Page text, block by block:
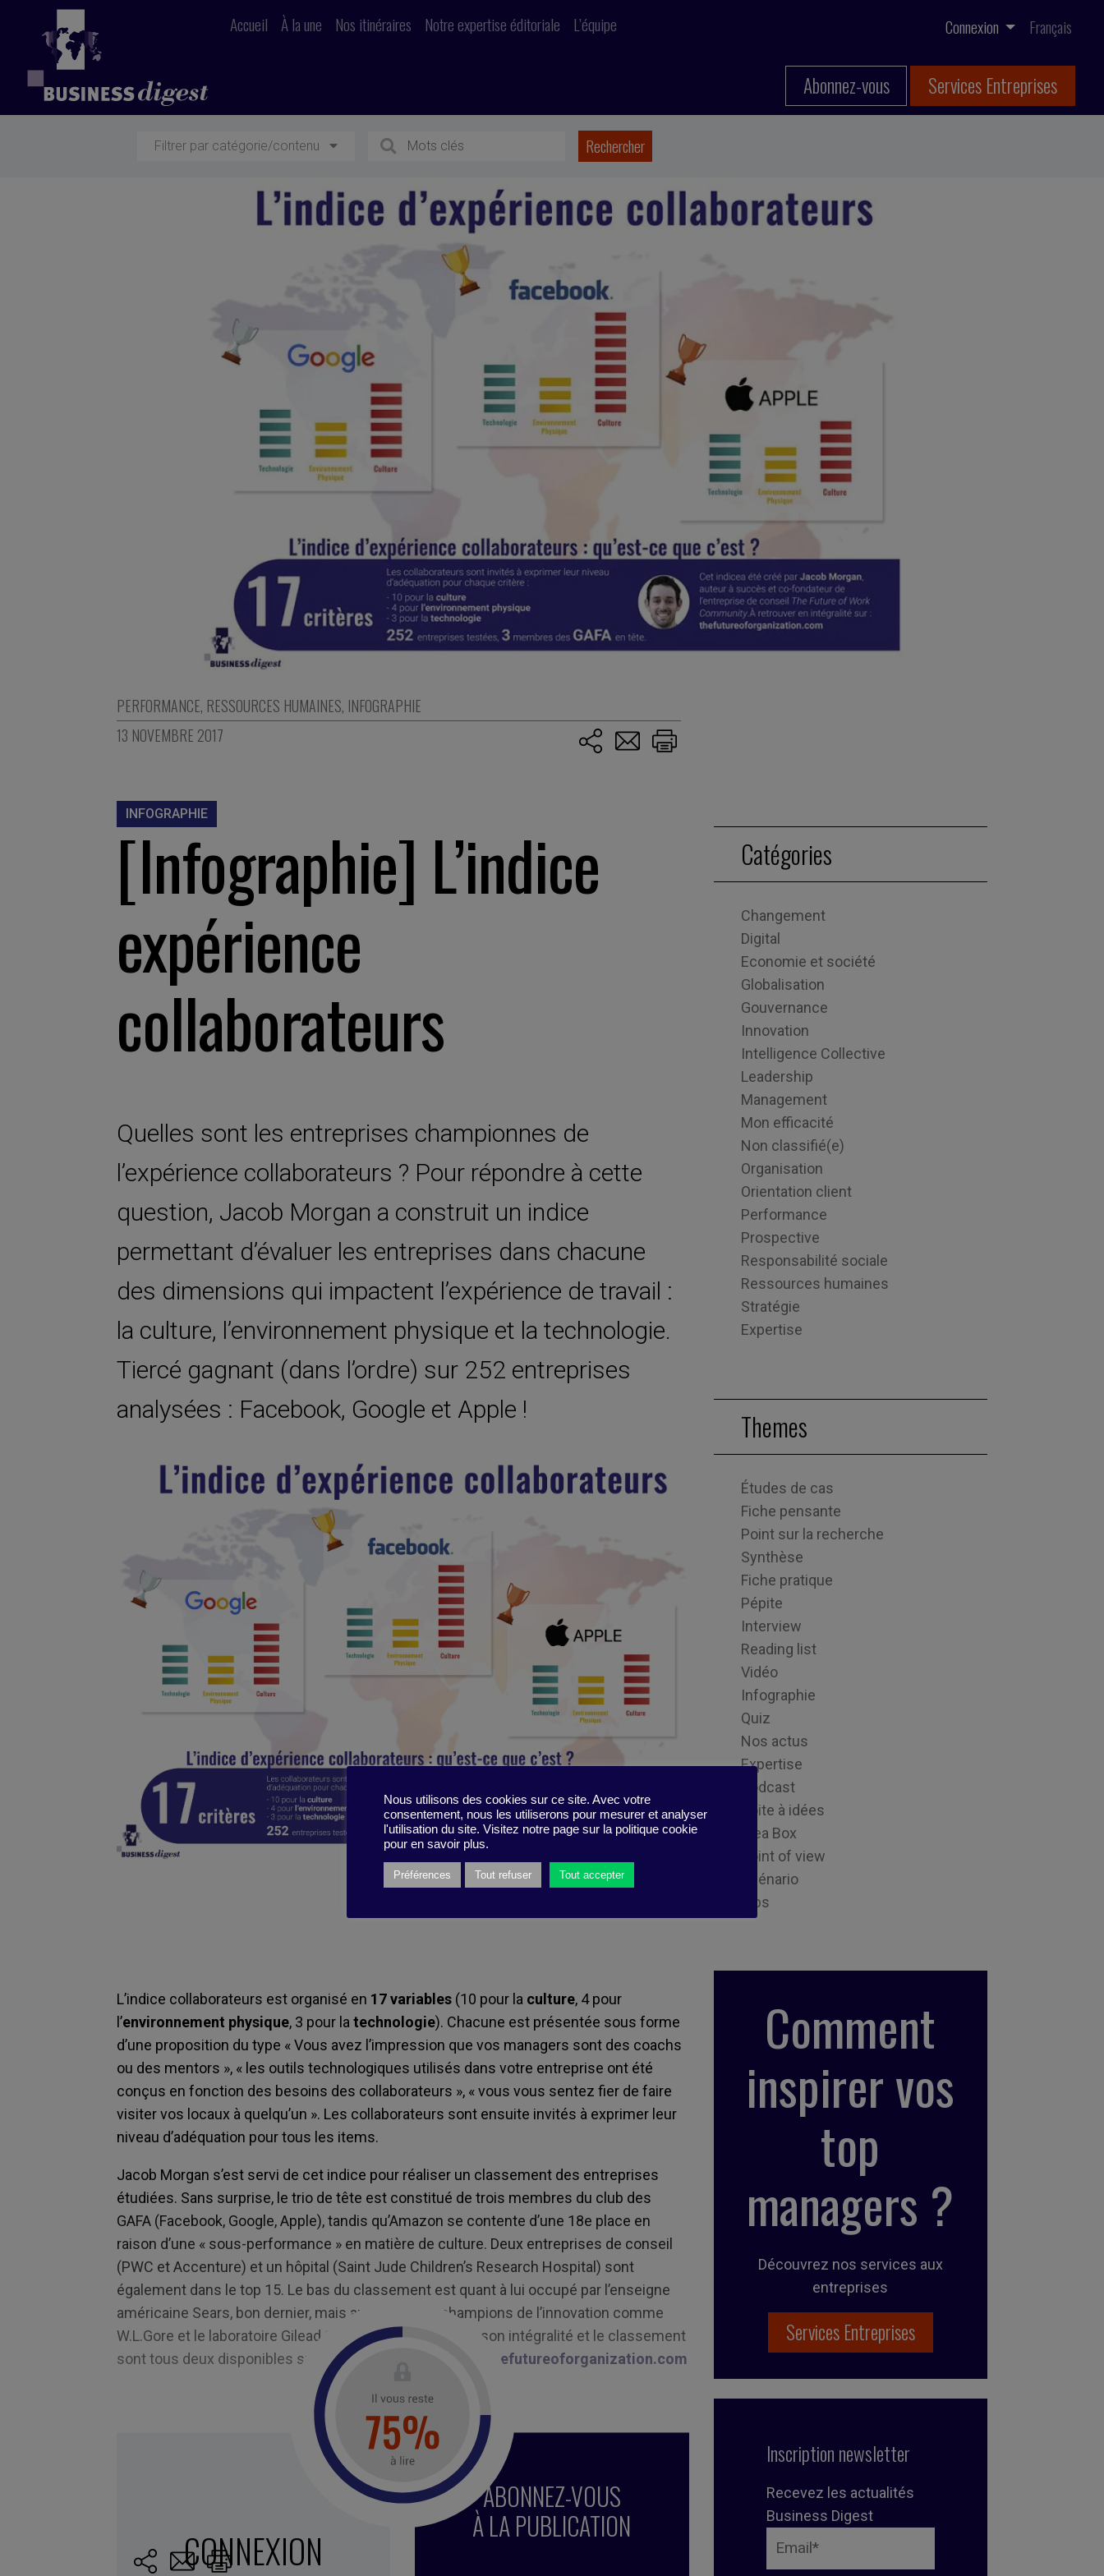
Accueil À la une Nos itinéraires Notre expertise éditoriale L’équipe Connexion Français
Abonnez-vous Services Entreprises
Filtrer par catégorie/contenu
PERFORMANCE, RESSOURCES HUMAINES, INFOGRAPHIE
13 NOVEMBRE 2017
INFOGRAPHIE
[Infographie] L’indice
expérience
collaborateurs
Quelles sont les entreprises championnes de
l’expérience collaborateurs ? Pour répondre à cette
question, Jacob Morgan a construit un indice
permettant d’évaluer les entreprises dans chacune
des dimensions qui impactent l’expérience de travail :
la culture, l’environnement physique et la technologie.
Tiercé gagnant (dans l’ordre) sur 252 entreprises
analysées : Facebook, Google et Apple !
L’indice collaborateurs est organisé en 17 variables (10 pour la culture, 4 pour
l’environnement physique, 3 pour la technologie). Chacune est présentée sous forme
d’une proposition du type « Vous avez l’impression que vos managers sont des coachs
ou des mentors », « les outils technologiques utilisés dans votre entreprise ont été
conçus en fonction des besoins des collaborateurs », « vous vous sentez fier de faire
visiter vos locaux à quelqu’un ». Les collaborateurs sont ensuite invités à exprimer leur
niveau d’adéquation pour tous les items.
Jacob Morgan s’est servi de cet indice pour réaliser un classement des entreprises
étudiées. Sans surprise, le trio de tête est constitué de trois membres du club des
GAFA (Facebook, Google, Apple), tandis qu’Amazon se contente d’une 18e place en
raison d’une « sous-performance » en matière de culture. Deux entreprises de conseil
(PWC et Accenture) et un hôpital (Saint Jude Children’s Research Hospital) sont
également dans le top 15. Le bas du classement est quant à lui occupé par l’enseigne
américaine Sears, bon dernier, mais aussi par des champions de l’innovation comme
W.L.Gore et le laboratoire Gilead Sciences. L’indice dans son intégralité et le classement
sont tous deux disponibles sur le site de Jacob Morgan :
thefutureoforganization.com
CONNEXION
ABONNEZ-VOUS
À LA PUBLICATION
expérience performance,engagement
Environnement de travail,Stratégie,expérience collaborateurs
Catégories
Changement
Digital
Economie et société
Globalisation
Gouvernance
Innovation
Intelligence Collective
Leadership
Management
Mon efficacité
Non classifié(e)
Organisation
Orientation client
Performance
Prospective
Responsabilité sociale
Ressources humaines
Stratégie
Expertise
Themes
Études de cas
Fiche pensante
Point sur la recherche
Synthèse
Fiche pratique
Pépite
Interview
Reading list
Vidéo
Infographie
Quiz
Nos actus
Expertise
Podcast
Boite à idées
Idea Box
Point of view
Scénario
Tips
Comment
inspirer vos
top
managers ?
Découvrez nos services aux
entreprises
Services Entreprises
Inscription newsletter
Recevez les actualités
Business Digest
Nous utilisons des cookies sur ce site. Avec votre
consentement, nous les utiliserons pour mesurer et analyser
l'utilisation du site. Visitez notre page sur la politique cookie
pour en savoir plus.
Préférences Tout refuser Tout accepter